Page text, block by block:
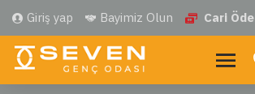
Giriş yap Bayimiz Olun Cari